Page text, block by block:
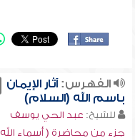
الفهرس:آثار الإيمان
باسم الله (السلام)
للشيخ: عبد الحي يوسف
جزء من محاضرة ( أسماء الله